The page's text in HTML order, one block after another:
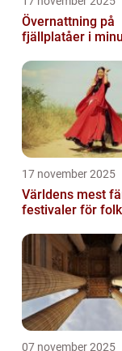
Övernattning på
fjällplatåer i
17 november 2025
Världens mest
festivaler för
07 november 2025